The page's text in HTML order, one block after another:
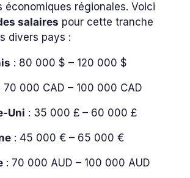
régionales. Voici
salaires pour cette tranche
divers pays :
: 80 000 $ – 120 000 $
70 000 CAD – 100 000 CAD
Uni : 35 000 £ – 60 000 £
: 45 000 € – 65 000 €
: 70 000 AUD – 100 000 AUD